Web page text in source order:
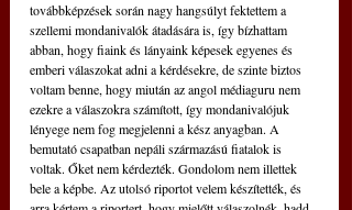
továbbképzések során nagy hangsúlyt fektettem a
szellemi mondanivalók átadására is, így bízhattam
abban, hogy fiaink és lányaink képesek egyenes és
emberi válaszokat adni a kérdésekre, de szinte biztos
voltam benne, hogy miután az angol médiaguru nem
ezekre a válaszokra számított, így mondanivalójuk
lényege nem fog megjelenni a kész anyagban. A
bemutató csapatban nepáli származású fiatalok is
voltak. Őket nem kérdezték. Gondolom nem illettek
bele a képbe. Az utolsó riportot velem készítették, és